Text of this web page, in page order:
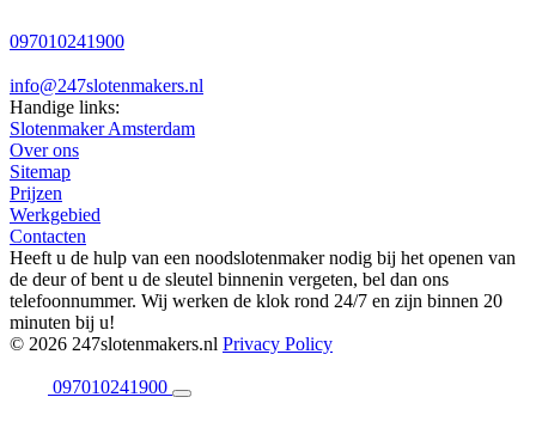
097010241900
info@247slotenmakers.nl
Handige links:
Slotenmaker Amsterdam
Over ons
Sitemap
Prijzen
Werkgebied
Contacten
Heeft u de hulp van een noodslotenmaker nodig bij het openen van
de deur of bent u de sleutel binnenin vergeten, bel dan ons
telefoonnummer. Wij werken de klok rond 24/7 en zijn binnen 20
minuten bij u!
© 2026 247slotenmakers.nl Privacy Policy
097010241900